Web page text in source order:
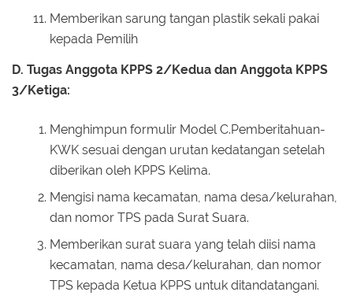
Memberikan sarung tangan plastik sekali pakai
kepada Pemilih
D. Tugas Anggota KPPS 2/Kedua dan Anggota KPPS
3/Ketiga:
Menghimpun formulir Model C.Pemberitahuan-
KWK sesuai dengan urutan kedatangan setelah
diberikan oleh KPPS Kelima.
Mengisi nama kecamatan, nama desa/kelurahan,
dan nomor TPS pada Surat Suara.
Memberikan surat suara yang telah diisi nama
kecamatan, nama desa/kelurahan, dan nomor
TPS kepada Ketua KPPS untuk ditandatangani.